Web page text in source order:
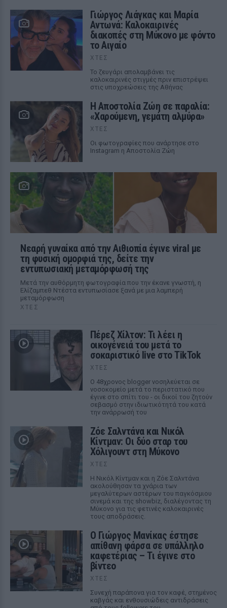
Γιώργος Λιάγκας και Μαρία
Αντωνά: Καλοκαιρινές
διακοπές στη Μύκονο με φόντο
το Αιγαίο
ΧΤΕΣ
Το ζευγάρι απολαμβάνει τις
καλοκαιρινές στιγμές πριν επιστρέψει
στις υποχρεώσεις της Αθήνας
Η Αποστολία Ζώη σε παραλία:
«Χαρούμενη, γεμάτη αλμύρα»
ΧΤΕΣ
Οι φωτογραφίες που ανάρτησε στο
Instagram η Αποστολία Ζώη
Νεαρή γυναίκα από την Αιθιοπία έγινε viral με
τη φυσική ομορφιά της, δείτε την
εντυπωσιακή μεταμόρφωσή της
Μετά την αυθόρμητη φωτογραφία που την έκανε γνωστή, η
Ελίζαμπεθ Ντέστα εντυπωσίασε ξανά με μια λαμπερή
μεταμόρφωση
ΧΤΕΣ
Πέρεζ Χίλτον: Τι λέει η
οικογένειά του μετά το
σοκαριστικό live στο TikTok
ΧΤΕΣ
Ο 48χρονος blogger νοσηλεύεται σε
νοσοκομείο μετά το περιστατικό που
έγινε στο σπίτι του - οι δικοί του ζητούν
σεβασμό στην ιδιωτικότητά του κατά
την ανάρρωσή του
Ζόε Σαλντάνα και Νικόλ
Κίντμαν: Οι δύο σταρ του
Χόλιγουντ στη Μύκονο
ΧΤΕΣ
Η Νικόλ Κίντμαν και η Ζόε Σαλντάνα
ακολούθησαν τα χνάρια των
μεγαλύτερων αστέρων του παγκόσμιου
σινεμά και της showbiz, διαλέγοντας τη
Μύκονο για τις φετινές καλοκαιρινές
τους αποδράσεις.
Ο Γιώργος Μανίκας έστησε
απίθανη φάρσα σε υπάλληλο
καφετέριας – Τι έγινε στο
βίντεο
ΧΤΕΣ
Συνεχή παράπονα για τον καφέ, στημένος
καβγάς και ενθουσιώδεις αντιδράσεις